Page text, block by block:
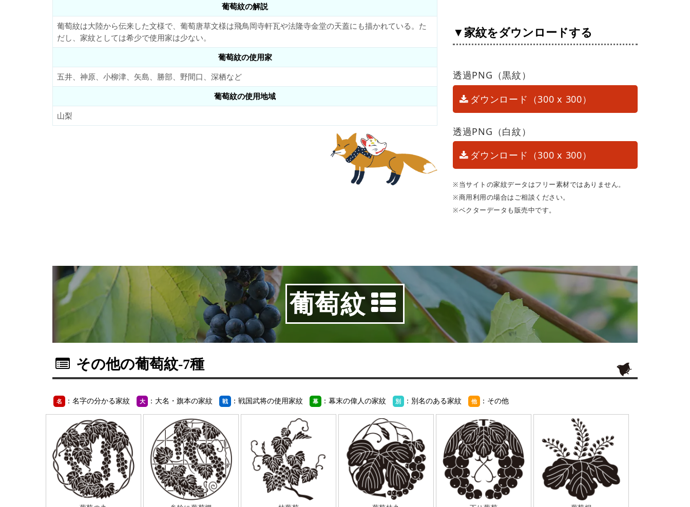
葡萄紋の解説
葡萄紋は大陸から伝来した文様で、葡萄唐草文様は飛鳥岡寺軒瓦や法隆寺金堂の天蓋にも描かれている。た
だし、家紋としては希少で使用家は少ない。
葡萄紋の使用家
五井、神原、小柳津、矢島、勝部、野間口、深栖など
葡萄紋の使用地域
山梨
▼家紋をダウンロードする
透過PNG（黒紋）
ダウンロード（300 x 300）
透過PNG（白紋）
ダウンロード（300 x 300）
※当サイトの家紋データはフリー素材ではありません。
※商用利用の場合はご相談ください。
※ベクターデータも販売中です。
葡萄紋
その他の葡萄紋-7種
名 ：名字の分かる家紋 大 ：大名・旗本の家紋 戦 ：戦国武将の使用家紋 幕 ：幕末の偉人の家紋 別 ：別名のある家紋 他 ：その他